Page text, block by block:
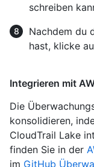
schreiben
Nachdem du
hast, klicke
Integrieren mit
Die
konsolidieren,
CloudTrail Lake
finden Sie in der
im GitHub